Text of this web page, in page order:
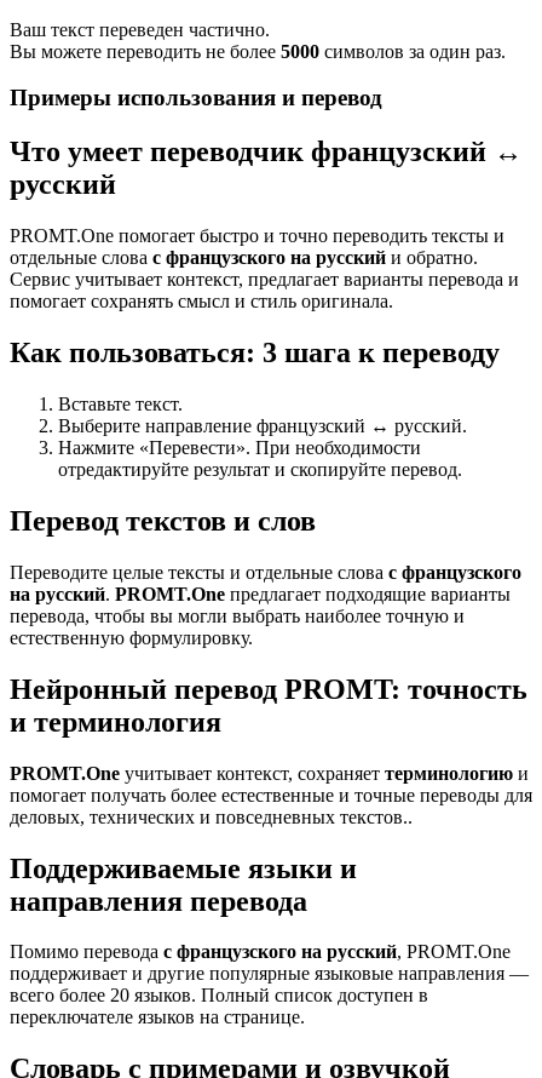
Ваш текст переведен частично.
Вы можете переводить не более 5000 символов за один раз.
Примеры использования и перевод
Что умеет переводчик французский ↔
русский
PROMT.One помогает быстро и точно переводить тексты и
отдельные слова с французского на русский и обратно.
Сервис учитывает контекст, предлагает варианты перевода и
помогает сохранять смысл и стиль оригинала.
Как пользоваться: 3 шага к переводу
Вставьте текст.
Выберите направление французский ↔ русский.
Нажмите «Перевести». При необходимости
отредактируйте результат и скопируйте перевод.
Перевод текстов и слов
Переводите целые тексты и отдельные слова с французского
на русский. PROMT.One предлагает подходящие варианты
перевода, чтобы вы могли выбрать наиболее точную и
естественную формулировку.
Нейронный перевод PROMT: точность
и терминология
PROMT.One учитывает контекст, сохраняет терминологию и
помогает получать более естественные и точные переводы для
деловых, технических и повседневных текстов..
Поддерживаемые языки и
направления перевода
Помимо перевода с французского на русский, PROMT.One
поддерживает и другие популярные языковые направления —
всего более 20 языков. Полный список доступен в
переключателе языков на странице.
Словарь с примерами и озвучкой